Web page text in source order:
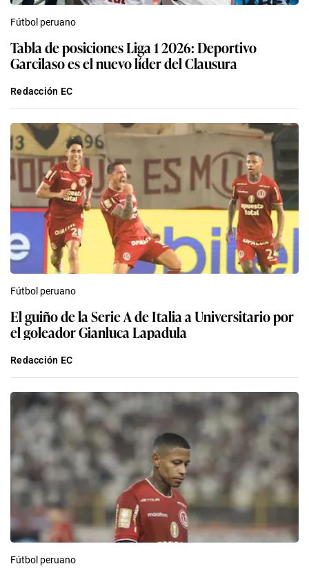
Fútbol peruano
Tabla de posiciones Liga 1 2026: Deportivo
Garcilaso es el nuevo líder del Clausura
Redacción EC
Fútbol peruano
El guiño de la Serie A de Italia a Universitario por
el goleador Gianluca Lapadula
Redacción EC
Fútbol peruano